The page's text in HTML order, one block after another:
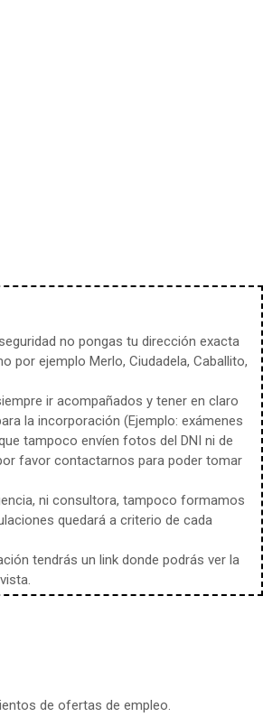
no pongas tu dirección exacta
por ejemplo Merlo, Ciudadela, Caballito,
ir acompañados y tener en claro
la incorporación (Ejemplo: exámenes
tampoco envíen fotos del DNI ni de
favor contactarnos para poder tomar
ni consultora, tampoco formamos
quedará a criterio de cada
tendrás un link donde podrás ver la
de ofertas de empleo.